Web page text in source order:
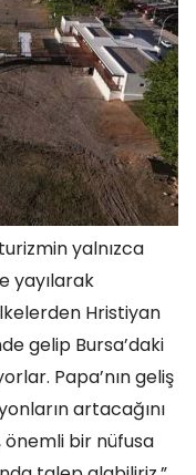
yalnızca
yayılarak
Hristiyan
gelip Bursa’daki
Papa’nın geliş
artacağını
önemli bir nüfusa